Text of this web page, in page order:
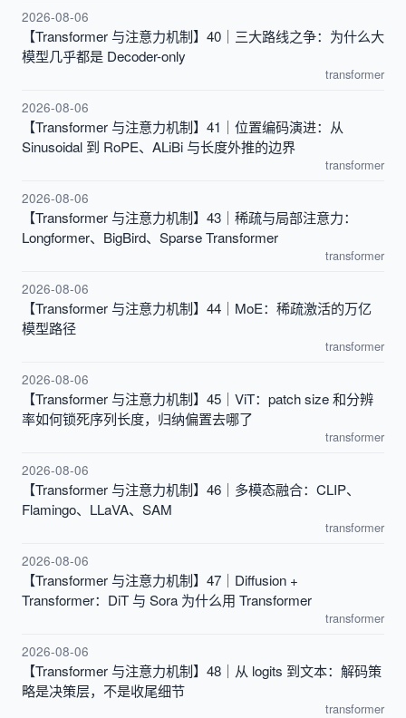
2026-08-06
【Transformer 与注意力机制】40｜三大路线之争：为什么大
模型几乎都是 Decoder-only
transformer
2026-08-06
【Transformer 与注意力机制】41｜位置编码演进：从
Sinusoidal 到 RoPE、ALiBi 与长度外推的边界
transformer
2026-08-06
【Transformer 与注意力机制】43｜稀疏与局部注意力：
Longformer、BigBird、Sparse Transformer
transformer
2026-08-06
【Transformer 与注意力机制】44｜MoE：稀疏激活的万亿
模型路径
transformer
2026-08-06
【Transformer 与注意力机制】45｜ViT：patch size 和分辨
率如何锁死序列长度，归纳偏置去哪了
transformer
2026-08-06
【Transformer 与注意力机制】46｜多模态融合：CLIP、
Flamingo、LLaVA、SAM
transformer
2026-08-06
【Transformer 与注意力机制】47｜Diffusion +
Transformer：DiT 与 Sora 为什么用 Transformer
transformer
2026-08-06
【Transformer 与注意力机制】48｜从 logits 到文本：解码策
略是决策层，不是收尾细节
transformer